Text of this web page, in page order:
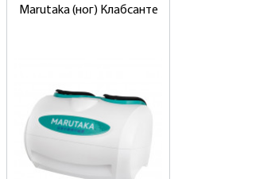
Marutaka (ног) Клабсанте